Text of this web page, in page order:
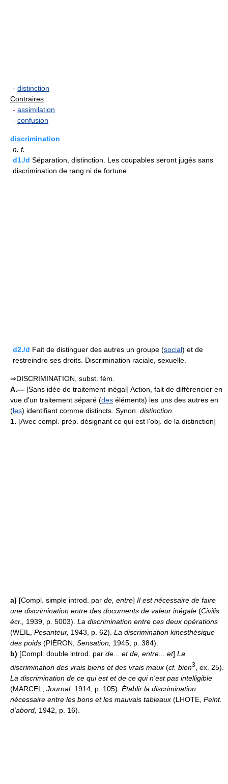
- distinction
Contraires :
- assimilation
- confusion
discrimination
n. f.
d1./d Séparation, distinction. Les coupables seront jugés sans
discrimination de rang ni de fortune.
d2./d Fait de distinguer des autres un groupe (social) et de
restreindre ses droits. Discrimination raciale, sexuelle.
⇒DISCRIMINATION, subst. fém.
A.— [Sans idée de traitement inégal] Action, fait de différencier en
vue d'un traitement séparé (des éléments) les uns des autres en
(les) identifiant comme distincts. Synon. distinction.
1. [Avec compl. prép. désignant ce qui est l'obj. de la distinction]
a) [Compl. simple introd. par de, entre] Il est nécessaire de faire
une discrimination entre des documents de valeur inégale (Civilis.
écr., 1939, p. 5003). La discrimination entre ces deux opérations
(WEIL, Pesanteur, 1943, p. 62). La discrimination kinesthésique
des poids (PIÉRON, Sensation, 1945, p. 384).
b) [Compl. double introd. par de... et de, entre... et] La
discrimination des vrais biens et des vrais maux (cf. bien3
, ex. 25).
La discrimination de ce qui est et de ce qui n'est pas intelligible
(MARCEL, Journal, 1914, p. 105). Établir la discrimination
nécessaire entre les bons et les mauvais tableaux (LHOTE, Peint.
d'abord, 1942, p. 16).